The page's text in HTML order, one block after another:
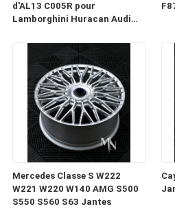
d'AL13 C005R pour
Lamborghini Huracan Audi
Mercedes Classe S W222
W221 W220 W140 AMG S500
S550 S560 S63 Jantes